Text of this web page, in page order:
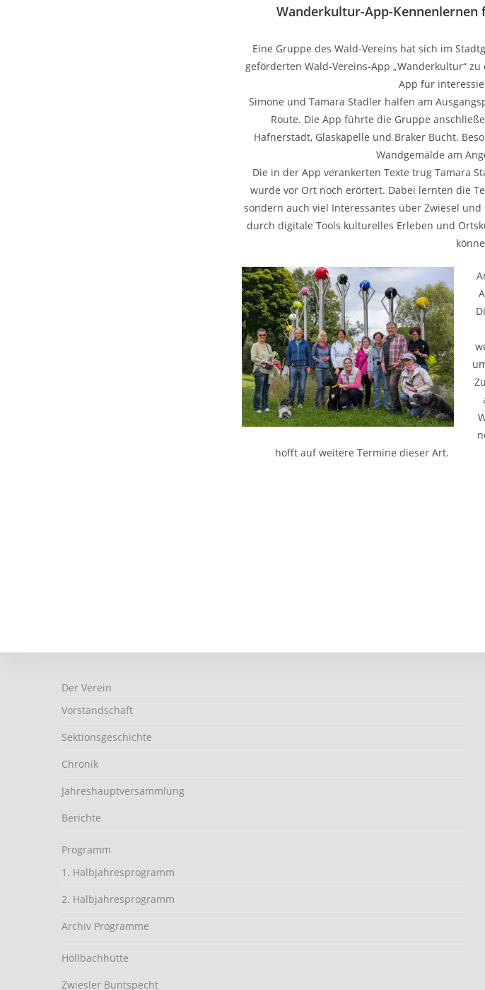
Wanderkultur-App-
Eine Gruppe des Wald-Vereins hat sich im
geförderten Wald-Vereins-App „Wanderkultur“
App für
Simone und Tamara Stadler halfen am
Route. Die App führte die Gruppe
Hafnerstadt, Glaskapelle und Braker Bucht.
Wandgemälde am
Die in der App verankerten Texte trug Tamara
wurde vor Ort noch erörtert. Dabei lernten die
sondern auch viel Interessantes über Zwiesel
durch digitale Tools kulturelles Erleben und
hofft auf weitere Termine dieser Art.
Der Verein
Vorstandschaft
Sektionsgeschichte
Chronik
Jahreshauptversammlung
Berichte
Programm
1. Halbjahresprogramm
2. Halbjahresprogramm
Archiv Programme
Höllbachhütte
Zwiesler Buntspecht